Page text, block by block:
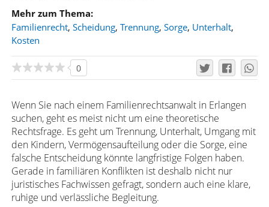
Mehr zum Thema:
Familienrecht, Scheidung, Trennung, Sorge, Unterhalt,
Kosten
0
Wenn Sie nach einem Familienrechtsanwalt in Erlangen
suchen, geht es meist nicht um eine theoretische
Rechtsfrage. Es geht um Trennung, Unterhalt, Umgang mit
den Kindern, Vermögensaufteilung oder die Sorge, eine
falsche Entscheidung könnte langfristige Folgen haben.
Gerade in familiären Konflikten ist deshalb nicht nur
juristisches Fachwissen gefragt, sondern auch eine klare,
ruhige und verlässliche Begleitung.